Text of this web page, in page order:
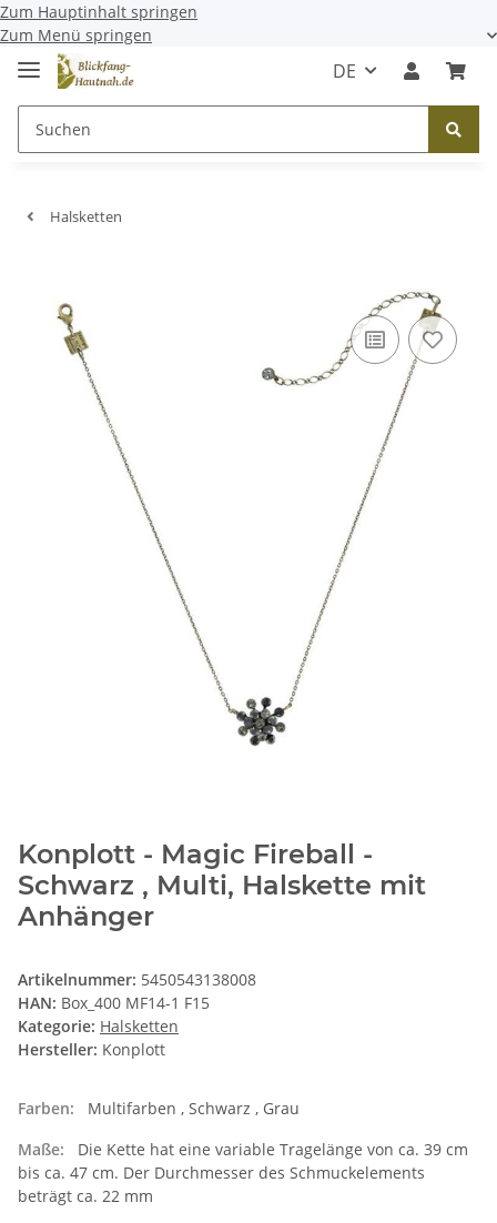
Zum Hauptinhalt springen
Zum Menü springen
DE
Halsketten
Konplott - Magic Fireball -
Schwarz , Multi, Halskette mit
Anhänger
Artikelnummer: 5450543138008
HAN: Box_400 MF14-1 F15
Kategorie: Halsketten
Hersteller: Konplott
Farben:
Multifarben , Schwarz , Grau
Maße:
Die Kette hat eine variable Tragelänge von ca. 39 cm
bis ca. 47 cm. Der Durchmesser des Schmuckelements
beträgt ca. 22 mm